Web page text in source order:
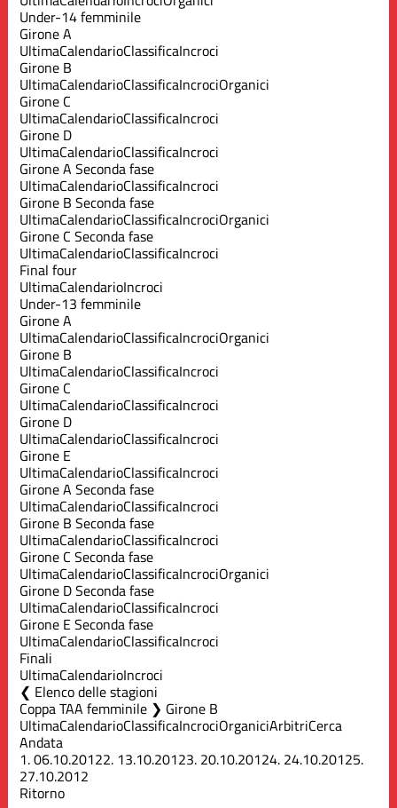
Under-14 femminile
Girone A
UltimaCalendarioClassificaIncroci
Girone B
UltimaCalendarioClassificaIncrociOrganici
Girone C
UltimaCalendarioClassificaIncroci
Girone D
UltimaCalendarioClassificaIncroci
Girone A Seconda fase
UltimaCalendarioClassificaIncroci
Girone B Seconda fase
UltimaCalendarioClassificaIncrociOrganici
Girone C Seconda fase
UltimaCalendarioClassificaIncroci
Final four
UltimaCalendarioIncroci
Under-13 femminile
Girone A
UltimaCalendarioClassificaIncrociOrganici
Girone B
UltimaCalendarioClassificaIncroci
Girone C
UltimaCalendarioClassificaIncroci
Girone D
UltimaCalendarioClassificaIncroci
Girone E
UltimaCalendarioClassificaIncroci
Girone A Seconda fase
UltimaCalendarioClassificaIncroci
Girone B Seconda fase
UltimaCalendarioClassificaIncroci
Girone C Seconda fase
UltimaCalendarioClassificaIncrociOrganici
Girone D Seconda fase
UltimaCalendarioClassificaIncroci
Girone E Seconda fase
UltimaCalendarioClassificaIncroci
Finali
UltimaCalendarioIncroci
Elenco delle stagioni
Coppa TAA femminile ❯ Girone B
UltimaCalendarioClassificaIncrociOrganiciArbitriCerca
Andata
1.06.10.20122. 13.10.20123. 20.10.20124. 24.10.20125.
27.10.2012
Ritorno